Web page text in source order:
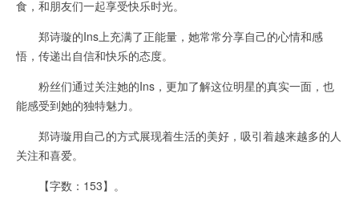
食，和朋友们一起享受快乐时光。
郑诗璇的Ins上充满了正能量，她常常分享自己的心情和感
悟，传递出自信和快乐的态度。
粉丝们通过关注她的Ins，更加了解这位明星的真实一面，也
能感受到她的独特魅力。
郑诗璇用自己的方式展现着生活的美好，吸引着越来越多的人
关注和喜爱。
【字数：153】。